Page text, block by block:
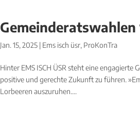
Gemeinderatswahlen
Jan. 15, 2025 | Ems isch üsr, ProKonTra
Hinter EMS ISCH ÜSR steht eine
positive und gerechte Zukunft zu führen.
Lorbeeren auszuruhen....